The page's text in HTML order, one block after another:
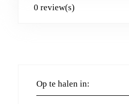
0 review(s)
Op te halen in: